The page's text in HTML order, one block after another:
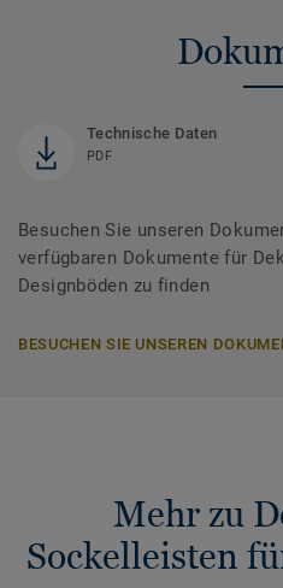
Technische Daten
PDF
Besuchen Sie unseren
verfügbaren Dokumente für
Designböden zu finden
BESUCHEN SIE UNSEREN
Mehr zu
Sockelleisten